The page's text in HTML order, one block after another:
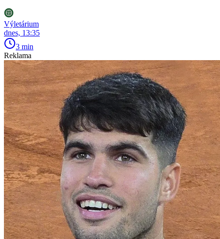
Výletárium
dnes, 13:35
3 min
Reklama